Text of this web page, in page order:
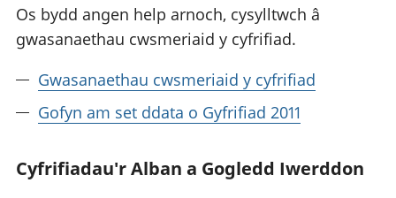
Os bydd angen help arnoch, cysylltwch â
gwasanaethau cwsmeriaid y cyfrifiad.
Gwasanaethau cwsmeriaid y cyfrifiad
Gofyn am set ddata o Gyfrifiad 2011
Cyfrifiadau'r Alban a Gogledd Iwerddon